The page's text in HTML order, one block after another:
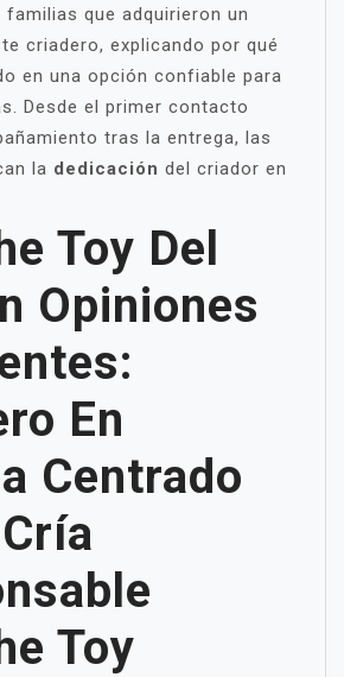
que adquirieron un
criadero, explicando por qué
en una opción confiable para
Desde el primer contacto
tras la entrega, las
la dedicación del criador en
Toy Del
Opiniones
En
Centrado
Toy